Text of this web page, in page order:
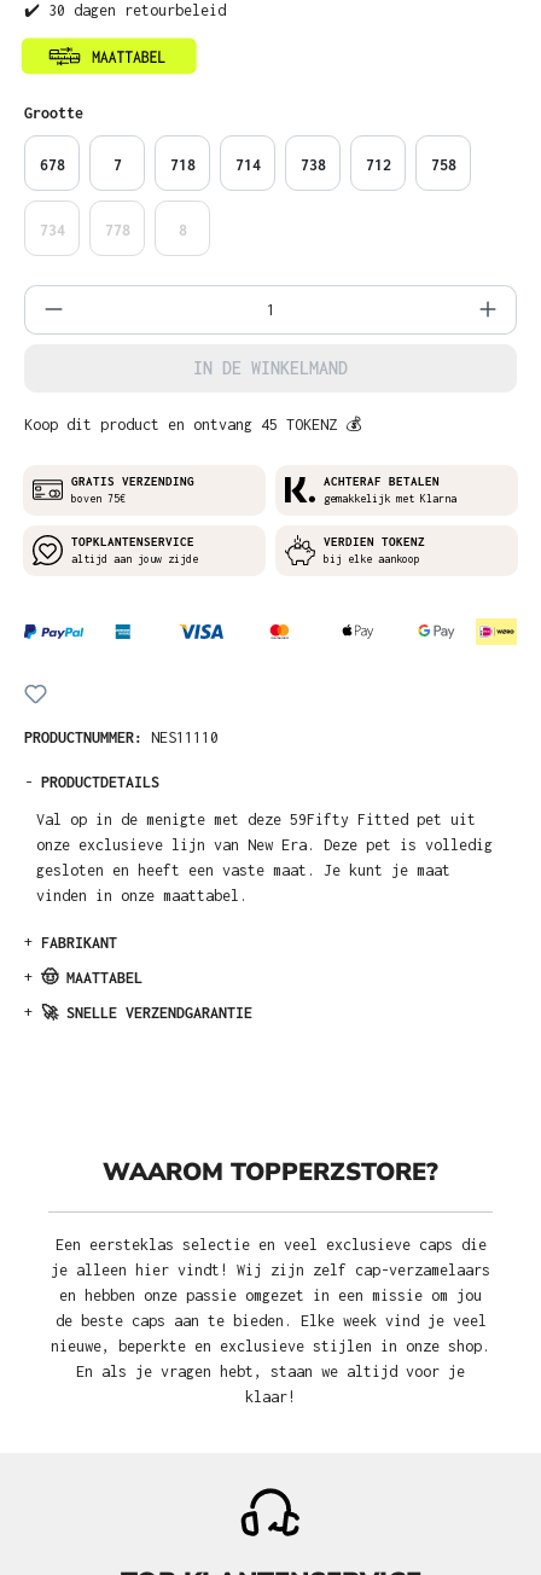
✔️ 30 dagen retourbeleid
Selecteer
Grootte
678 7 718 714 738 712 758
734 778 8
Producthoeveelheid: Voer de gewenste
IN DE WINKELMAND
Koop dit product en ontvang 45 TOKENZ 💰
GRATIS VERZENDING
boven 75€
ACHTERAF BETALEN
gemakkelijk met Klarna
TOPKLANTENSERVICE
altijd aan jouw zijde
VERDIEN TOKENZ
bij elke aankoop
PRODUCTNUMMER: NES11110
- PRODUCTDETAILS
Val op in de menigte met deze 59Fifty Fitted pet uit
onze exclusieve lijn van New Era. Deze pet is volledig
gesloten en heeft een vaste maat. Je kunt je maat
vinden in onze maattabel.
+ FABRIKANT
+ 🤠 MAATTABEL
+ 🚀 SNELLE VERZENDGARANTIE
WAAROM TOPPERZSTORE?
Een eersteklas selectie en veel exclusieve caps die
je alleen hier vindt! Wij zijn zelf cap-verzamelaars
en hebben onze passie omgezet in een missie om jou
de beste caps aan te bieden. Elke week vind je veel
nieuwe, beperkte en exclusieve stijlen in onze shop.
En als je vragen hebt, staan we altijd voor je
klaar!